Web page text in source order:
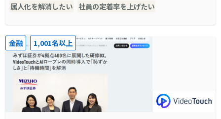
属人化を解消したい 社員の定着率を上げたい
金融 1,001名以上